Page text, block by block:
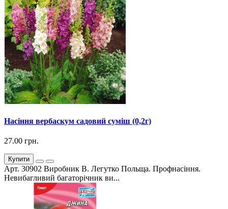
Насіння вербаскум садовий суміш (0,2г)
27.00 грн.
Купити
Арт. 30902 Виробник В. Легутко Польща. Профнасіння.
Невибагливий багаторічник ви...